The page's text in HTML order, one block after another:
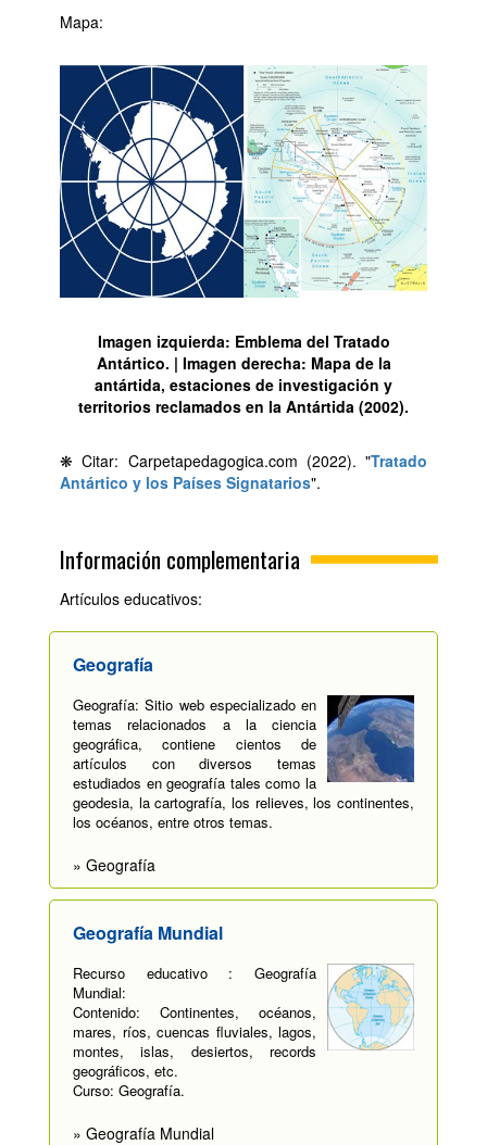
Mapa:
Imagen izquierda: Emblema del Tratado
Antártico. | Imagen derecha: Mapa de la
antártida, estaciones de investigación y
territorios reclamados en la Antártida (2002).
❋ Citar: Carpetapedagogica.com (2022). "Tratado
Antártico y los Países Signatarios".
Información complementaria
Artículos educativos:
Geografía
Geografía: Sitio web especializado en
temas relacionados a la ciencia
geográfica, contiene cientos de
artículos con diversos temas
estudiados en geografía tales como la
geodesia, la cartografía, los relieves, los continentes,
los océanos, entre otros temas.
» Geografía
Geografía Mundial
Recurso educativo : Geografía
Mundial:
Contenido: Continentes, océanos,
mares, ríos, cuencas fluviales, lagos,
montes, islas, desiertos, records
geográficos, etc.
Curso: Geografía.
» Geografía Mundial